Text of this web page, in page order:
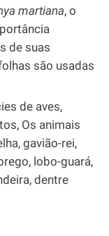
martiana, o
de suas
são usadas
de aves,
Os animais
gavião-rei,
lobo-guará,
dentre